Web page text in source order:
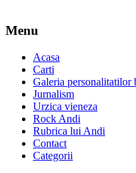
Menu
Acasa
Carti
Galeria personalitatilor
Jurnalism
Urzica vieneza
Rock Andi
Rubrica lui Andi
Contact
Categorii